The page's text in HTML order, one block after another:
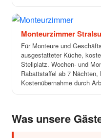
Monteurzimmer
Für Monteure und
ausgestatteter Küche,
Stellplatz. Wochen- und
Rabattstaffel ab 7
Kostenübernahme durch
Was unsere